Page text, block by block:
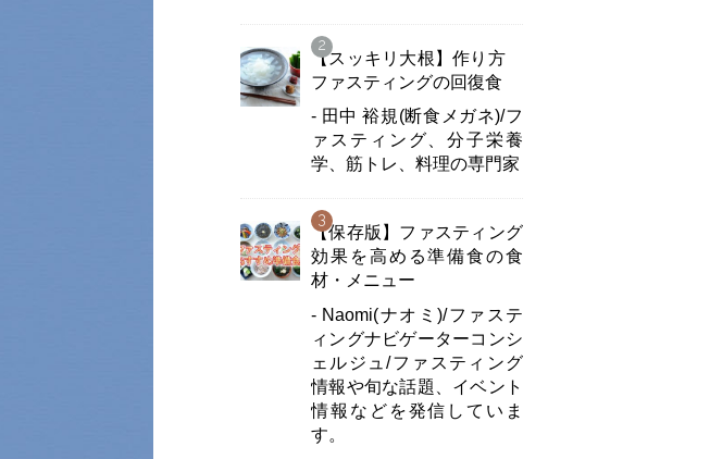
【スッキリ大根】作り方
ファスティングの回復食
- 田中 裕規(断食メガネ)/フ
ァスティング、分子栄養
学、筋トレ、料理の専門家
【保存版】ファスティング
効果を高める準備食の食
材・メニュー
- Naomi(ナオミ)/ファステ
ィングナビゲーターコンシ
ェルジュ/ファスティング
情報や旬な話題、イベント
情報などを発信していま
す。